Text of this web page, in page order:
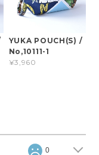
YUKA POUCH(S) /
No,10111-1
¥3,960
0